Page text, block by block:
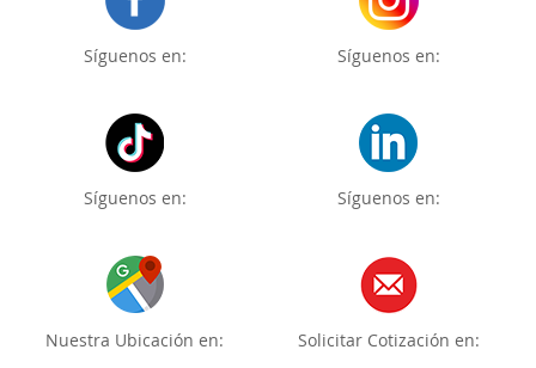
Síguenos en: Síguenos en:
Síguenos en: Síguenos en:
Nuestra Ubicación en: Solicitar Cotización en: